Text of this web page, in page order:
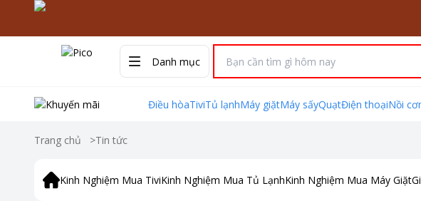
Danh mục
Điều hòaTiviTủ lạnhMáy giặtMáy sấyQuạtĐiện thoạiNồi
Trang chủ >Tin tức
Kinh Nghiệm Mua TiviKinh Nghiệm Mua Tủ LạnhKinh Nghiệm Mua Máy Giặt